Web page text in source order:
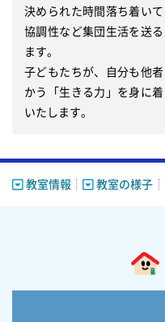
決められた時間落ち着い
協調性など集団生活を送
ます。
子どもたちが、自分も他
かう「生きる力」を身に
教室情報 教室の様子